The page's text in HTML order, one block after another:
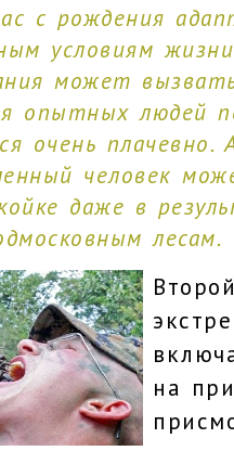
с рождения
условиям
может
опытных людей
очень плачевно.
человек
даже в
лесам.
на